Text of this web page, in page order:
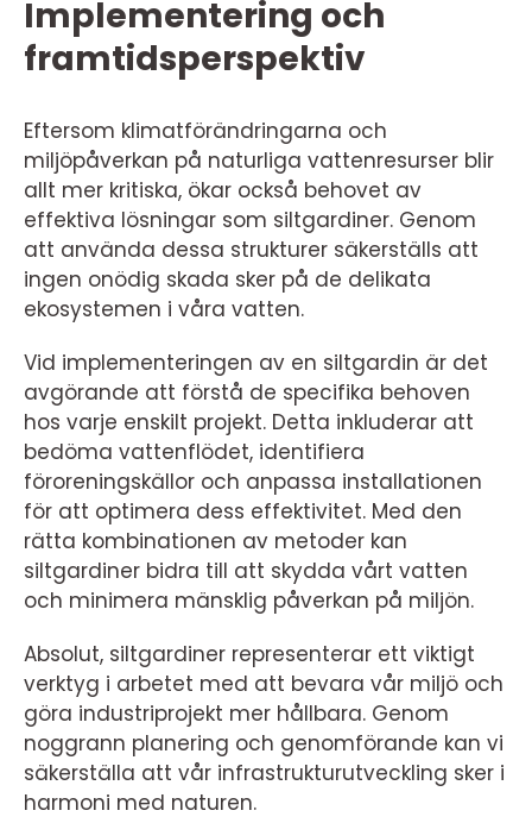
Implementering och
framtidsperspektiv
Eftersom klimatförändringarna och
miljöpåverkan på naturliga vattenresurser blir
allt mer kritiska, ökar också behovet av
effektiva lösningar som siltgardiner. Genom
att använda dessa strukturer säkerställs att
ingen onödig skada sker på de delikata
ekosystemen i våra vatten.
Vid implementeringen av en siltgardin är det
avgörande att förstå de specifika behoven
hos varje enskilt projekt. Detta inkluderar att
bedöma vattenflödet, identifiera
föroreningskällor och anpassa installationen
för att optimera dess effektivitet. Med den
rätta kombinationen av metoder kan
siltgardiner bidra till att skydda vårt vatten
och minimera mänsklig påverkan på miljön.
Absolut, siltgardiner representerar ett viktigt
verktyg i arbetet med att bevara vår miljö och
göra industriprojekt mer hållbara. Genom
noggrann planering och genomförande kan vi
säkerställa att vår infrastrukturutveckling sker i
harmoni med naturen.